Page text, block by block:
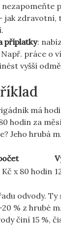
nezapomeňte
jak zdravotní,
příplatky:
Např. práce o
vyšší
má
hodin za
Jeho hrubá
Kč x 80 hodin
odvody. Ty
% z hrubé
činí 15 %,